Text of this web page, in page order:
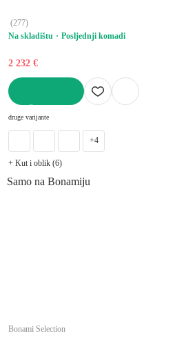
dubina sjedala 60 cm
(277)
Na skladištu
Posljednji komadi
2 232 €
druge varijante
+4
+ Kut i oblik (6)
Samo na Bonamiju
Bonami Selection